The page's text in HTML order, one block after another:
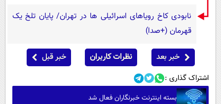
نابودی کاخ رویاهای اسرائیلی ها در تهران/ پایان تلخ یک
قهرمان (+صدا)
خبر بعد نظرات کاربران خبر قبل
اشتراک گذاری :
بسته اینترنت خبرنگاران فعال شد